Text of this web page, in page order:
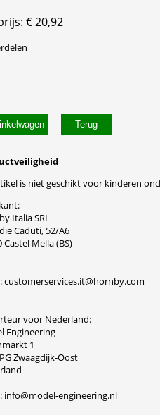
€ 20,92
is niet geschikt voor kinderen
Italia SRL
Caduti, 52/A6
Castel Mella (BS)
customerservices.it@hornby.com
voor Nederland:
Engineering
1
Zwaagdijk-Oost
info@model-engineering.nl